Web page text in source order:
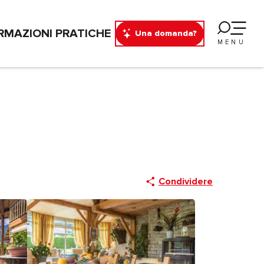
Una domanda?
MENU
PRATICHE
Condividere